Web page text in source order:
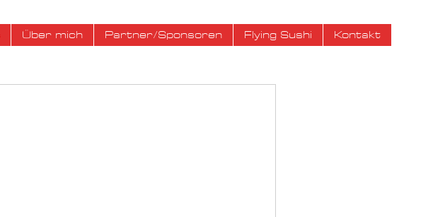
Über mich Partner/Sponsoren Flying Sushi Kontakt